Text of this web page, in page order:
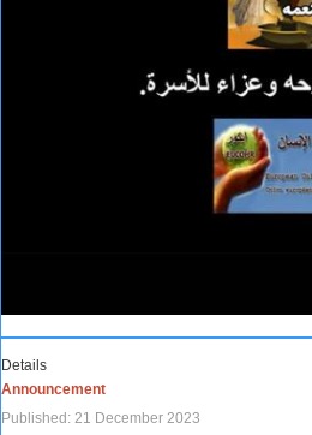
Details
Announcement
Published: 21 December 2023